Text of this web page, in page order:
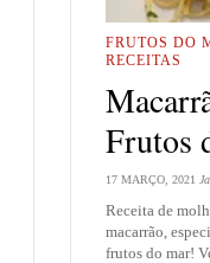
FRUTOS DO
RECEITAS
Frutos
17 MARÇO, 2021
Receita de
macarrão,
frutos do mar!